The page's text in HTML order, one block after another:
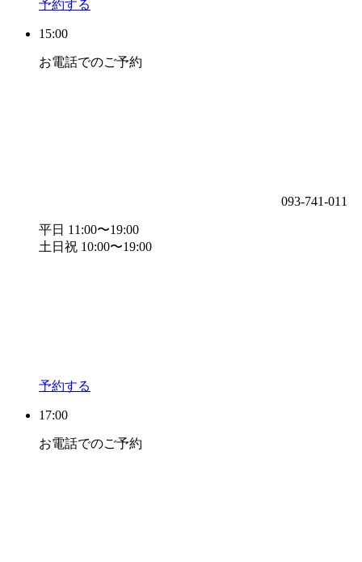
予約する
15:00
お電話でのご予約
093-741-011
平日 11:00〜19:00
土日祝 10:00〜19:00
予約する
17:00
お電話でのご予約